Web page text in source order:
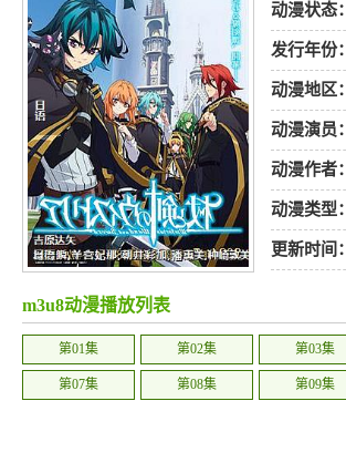
动漫状态：
发行年份：
动漫地区：
动漫演员：
动漫作者：
动漫类型：
冒险,竞技,
更新时间：
m3u8动漫播放列表
第01集 第02集 第03集
第07集 第08集 第09集